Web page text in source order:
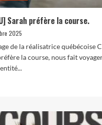
Sarah préfère la course.
2025
de la réalisatrice québécoise
la course, nous fait